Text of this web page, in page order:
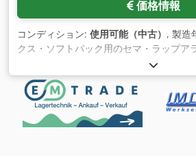
価格情報
コンディション: 使用可能（中古） , 製造
クス・ソフトパック用のセマ・ラップア
あります。出力：シングルパック：
1000/h & 3.6s/トレイ、10パックトレイ
ドキュメンテーションあり。現地検査
Rokr